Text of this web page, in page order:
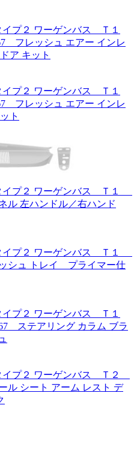
プ２ ワーゲンバス Ｔ１
フレッシュ エアー インレ
ア キット
プ２ ワーゲンバス Ｔ１
フレッシュ エアー インレ
ト
イプ２ ワーゲンバス Ｔ１
ル 左ハンドル／右ハンド
イプ２ ワーゲンバス Ｔ１
シュ トレイ プライマー仕
プ２ ワーゲンバス Ｔ１
ステアリング カラム ブラ
イプ２ ワーゲンバス Ｔ２
ル シート アーム レスト デ